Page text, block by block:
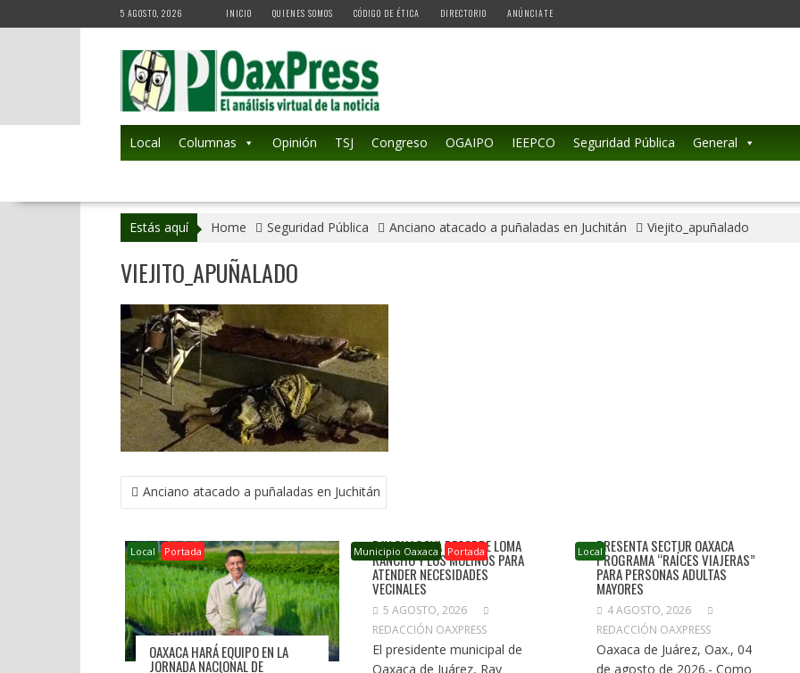
to
5 AGOSTO, 2026 INICIO QUIENES SOMOS CÓDIGO DE ÉTICA DIRECTORIO ANÚNCIATE
Local Columnas Opinión TSJ Congreso OGAIPO IEEPCO Seguridad Pública General
Estás aquí Home Seguridad Pública Anciano atacado a puñaladas en Juchitán Viejito_apuñalado
VIEJITO_APUÑALADO
NAVEGACIÓN
DE Anciano atacado a puñaladas en Juchitán
Local Portada
OAXACA HARÁ EQUIPO EN LA
JORNADA NACIONAL DE
Municipio Oaxaca Portada
RAY CHAGOYA RECORRE LOMA
RANCHO Y LOS MOLINOS PARA
ATENDER NECESIDADES
VECINALES
5 AGOSTO, 2026
REDACCIÓN OAXPRESS
El presidente municipal de
Oaxaca de Juárez, Ray
LocalPRESENTA SECTUR OAXACA
PROGRAMA “RAÍCES VIAJERAS”
PARA PERSONAS ADULTAS
MAYORES
4 AGOSTO, 2026
REDACCIÓN OAXPRESS
Oaxaca de Juárez, Oax., 04
de agosto de 2026.- Como